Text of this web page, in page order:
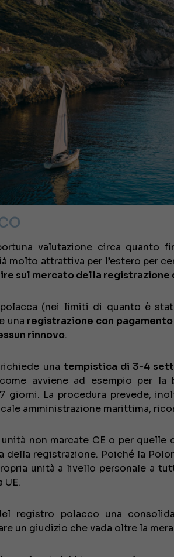
valutazione circa quanto
molto attrattiva per l’estero per
sul mercato della registrazione
(nei limiti di quanto è
una registrazione con pagamento
rinnovo.
una tempistica di 3-4
avviene ad esempio per
giorni. La procedura prevede,
amministrazione marittima,
non marcate CE o per quelle
della registrazione. Poiché la
unità a livello personale a
registro polacco una
un giudizio che vada oltre la